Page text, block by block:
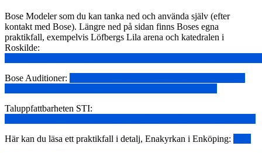
Bose Modeler som du kan tanka ned och använda själv (efter
kontakt med Bose). Längre ned på sidan finns Boses egna
praktikfall, exempelvis Löfbergs Lila arena och katedralen i
Roskilde:
Bose Auditioner:
Taluppfattbarheten STI:
Här kan du läsa ett praktikfall i detalj, Enakyrkan i Enköping: